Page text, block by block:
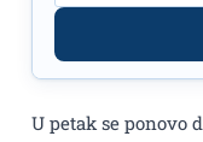
U petak se ponovo